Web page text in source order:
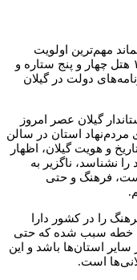
مهم‌ترین اولویت
زیست‌محیطی استان است، گفت: ساخت ۱۳ هتل چهار و پنج ستاره و
دولت در گیلان
گیلان عصر امروز
مردم‌نهاد استان در سالن
و هویت گیلان، اظهار
نشناسد، ناگزیر به
فرهنگ و حتی
را در کشور دارا
خطه سبب شده که حتی
استان‌ها باشد و این
است.